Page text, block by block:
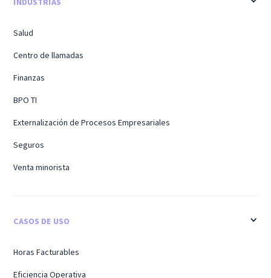
Salud
Centro de llamadas
Finanzas
BPO TI
Externalización de Procesos Empresariales
Seguros
Venta minorista
CASOS DE USO
Horas Facturables
Eficiencia Operativa